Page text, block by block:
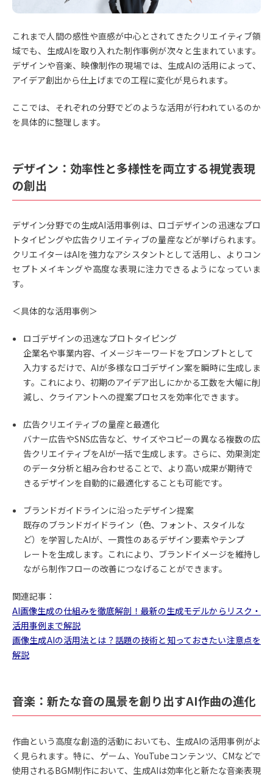
これまで人間の感性や直感が中心とされてきたクリエイティブ領
域でも、生成AIを取り入れた制作事例が次々と生まれています。
デザインや音楽、映像制作の現場では、生成AIの活用によって、
アイデア創出から仕上げまでの工程に変化が見られます。
ここでは、それぞれの分野でどのような活用が行われているのか
を具体的に整理します。
デザイン：効率性と多様性を両立する視覚表現
の創出
デザイン分野での生成AI活用事例は、ロゴデザインの迅速なプロ
トタイピングや広告クリエイティブの量産などが挙げられます。
クリエイターはAIを強力なアシスタントとして活用し、よりコン
セプトメイキングや高度な表現に注力できるようになっていま
す。
＜具体的な活用事例＞
ロゴデザインの迅速なプロトタイピング
企業名や事業内容、イメージキーワードをプロンプトとして
入力するだけで、AIが多様なロゴデザイン案を瞬時に生成しま
す。これにより、初期のアイデア出しにかかる工数を大幅に削
減し、クライアントへの提案プロセスを効率化できます。
広告クリエイティブの量産と最適化
バナー広告やSNS広告など、サイズやコピーの異なる複数の広
告クリエイティブをAIが一括で生成します。さらに、効果測定
のデータ分析と組み合わせることで、より高い成果が期待で
きるデザインを自動的に最適化することも可能です。
ブランドガイドラインに沿ったデザイン提案
既存のブランドガイドライン（色、フォント、スタイルな
ど）を学習したAIが、一貫性のあるデザイン要素やテンプ
レートを生成します。これにより、ブランドイメージを維持し
ながら制作フローの改善につなげることができます。
関連記事：
AI画像生成の仕組みを徹底解剖！最新の生成モデルからリスク・
活用事例まで解説
画像生成AIの活用法とは？話題の技術と知っておきたい注意点を
解説
音楽：新たな音の風景を創り出すAI作曲の進化
作曲という高度な創造的活動においても、生成AIの活用事例がよ
く見られます。特に、ゲーム、YouTubeコンテンツ、CMなどで
使用されるBGM制作において、生成AIは効率化と新たな音楽表現